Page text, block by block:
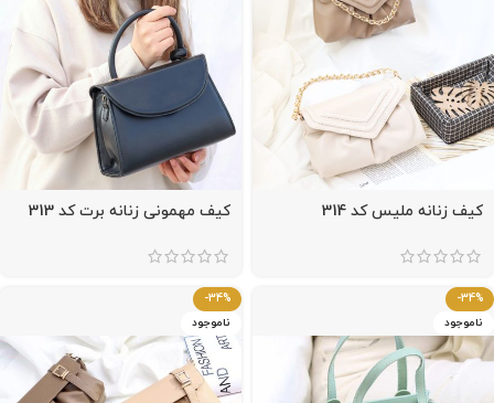
کیف زنانه ملیس کد 314 کیف مهمونی زنانه برت کد 313
-34%
ناموجود
-34%
ناموجود